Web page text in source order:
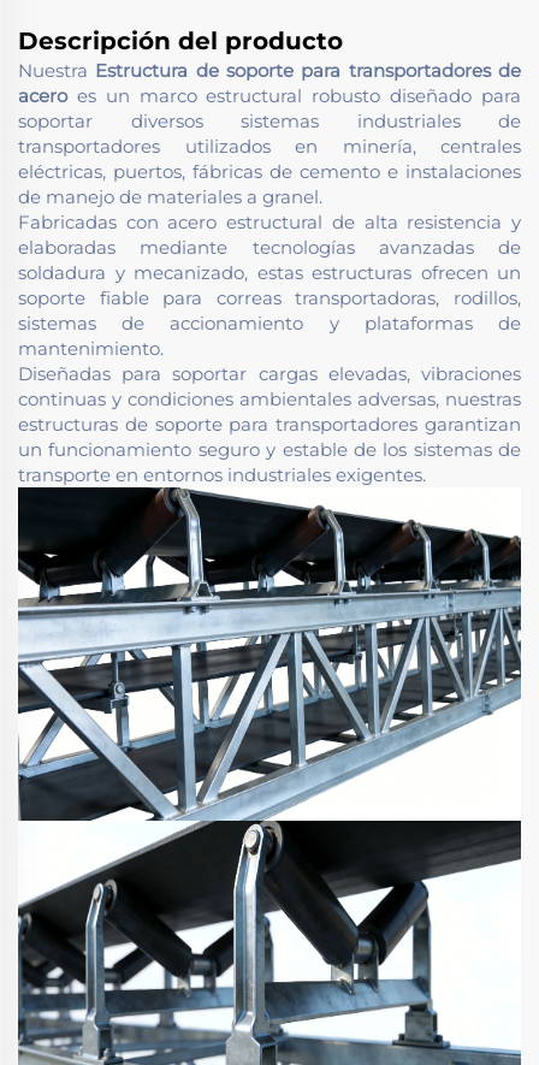
Descripción del producto
Nuestra Estructura de soporte para transportadores de
acero es un marco estructural robusto diseñado para
soportar diversos sistemas industriales de
transportadores utilizados en minería, centrales
eléctricas, puertos, fábricas de cemento e instalaciones
de manejo de materiales a granel.
Fabricadas con acero estructural de alta resistencia y
elaboradas mediante tecnologías avanzadas de
soldadura y mecanizado, estas estructuras ofrecen un
soporte fiable para correas transportadoras, rodillos,
sistemas de accionamiento y plataformas de
mantenimiento.
Diseñadas para soportar cargas elevadas, vibraciones
continuas y condiciones ambientales adversas, nuestras
estructuras de soporte para transportadores garantizan
un funcionamiento seguro y estable de los sistemas de
transporte en entornos industriales exigentes.